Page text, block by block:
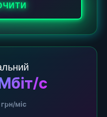
Мбіт/с
грн/міс